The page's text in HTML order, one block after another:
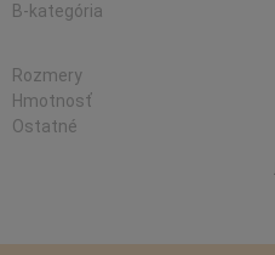
B-kategória
Rozmery
Hmotnosť
Ostatné